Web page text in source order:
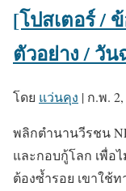
[โปสเตอร์ /
ตัวอย่าง / วัน
โดย แว่นคุง | ก.พ. 2,
พลิกตำนานวีรชน
และกอบกู้โลก เพื่อ
ต้องซ้ำรอย เขาใช้